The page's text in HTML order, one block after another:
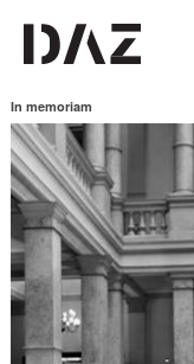
In memoriam